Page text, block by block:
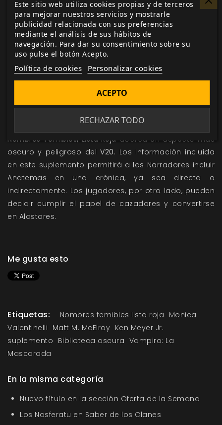
Además de estas influencias, el material de referencia
que guarda relación con la investigación de los
habitantes del infierno es relevante para el material
presentado en este suplemento. Para obtener
inspiración para una crónica que incluya el
infernalismo, el cómicHellblazery la serie de televisión
son fuentes excelentes. Igualmente, sería
Nombres Temibles, Lista Roja abarca un aspecto más
oscuro y peligroso delV20. Los información incluida
en este suplemento permitirá a los Narradores incluir
Anatemas en una crónica, ya sea directa o
indirectamente. Los jugadores, por otro lado, pueden
decidir cumplir el papel de cazadores y convertirse
en Alastores.
Me gusta esto
Etiquetas: Nombres temibles lista roja Monica
Valentinelli Matt M. McElroy Ken Meyer Jr.
suplemento Biblioteca oscura Vampiro: La
Mascarada
En la misma categoría
Nuevo título en la sección Oferta de la Semana
Los Nosferatu en Saber de los Clanes
Este sitio web utiliza cookies propias y de terceros
para mejorar nuestros servicios y mostrarle
publicidad relacionada con sus preferencias
mediante el análisis de sus hábitos de
navegación. Para dar su consentimiento sobre su
uso pulse el botón Acepto.
Política de cookies Personalizar cookies
RECHAZAR TODO
ACEPTO